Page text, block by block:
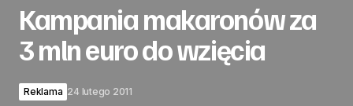
Kampania makaronów za
3 mln euro do wzięcia
Reklama 24 lutego 2011